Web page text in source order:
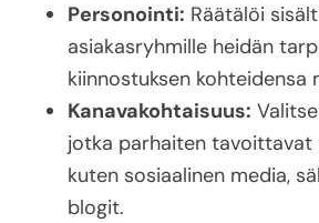
Personointi: Räätälöi
asiakasryhmille heidän
kiinnostuksen kohteidensa
Kanavakohtaisuus:
jotka parhaiten tavoittavat
kuten sosiaalinen media,
blogit.